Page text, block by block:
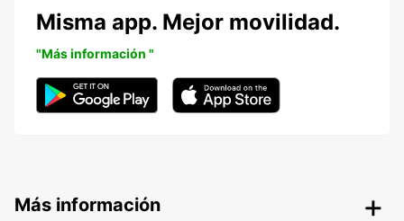
Misma app. Mejor movilidad.
"Más información "
Más información